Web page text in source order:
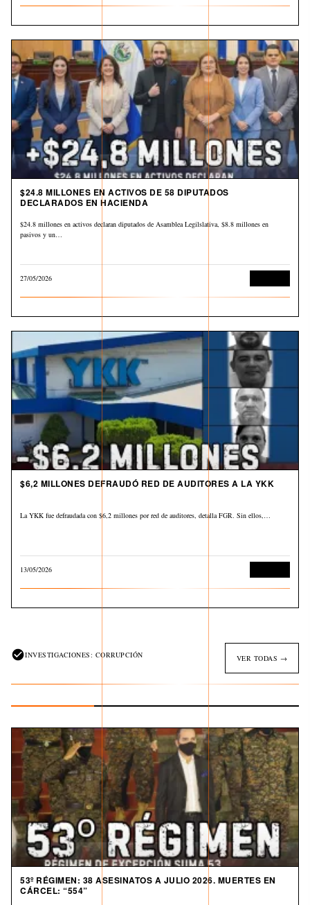
$24.8 MILLONES EN ACTIVOS DE 58 DIPUTADOS
DECLARADOS EN HACIENDA
$24.8 millones en activos declaran diputados de Asamblea Legilslativa, $8.8 millones en
pasivos y un…
27/05/2026
$6,2 MILLONES DEFRAUDÓ RED DE AUDITORES A LA YKK
La YKK fue defraudada con $6,2 millones por red de auditores, detalla FGR. Sin ellos,…
13/05/2026
INVESTIGACIONES: CORRUPCIÓN VER TODAS →
53º RÉGIMEN: 38 ASESINATOS A JULIO 2026. MUERTES EN
CÁRCEL: “554”